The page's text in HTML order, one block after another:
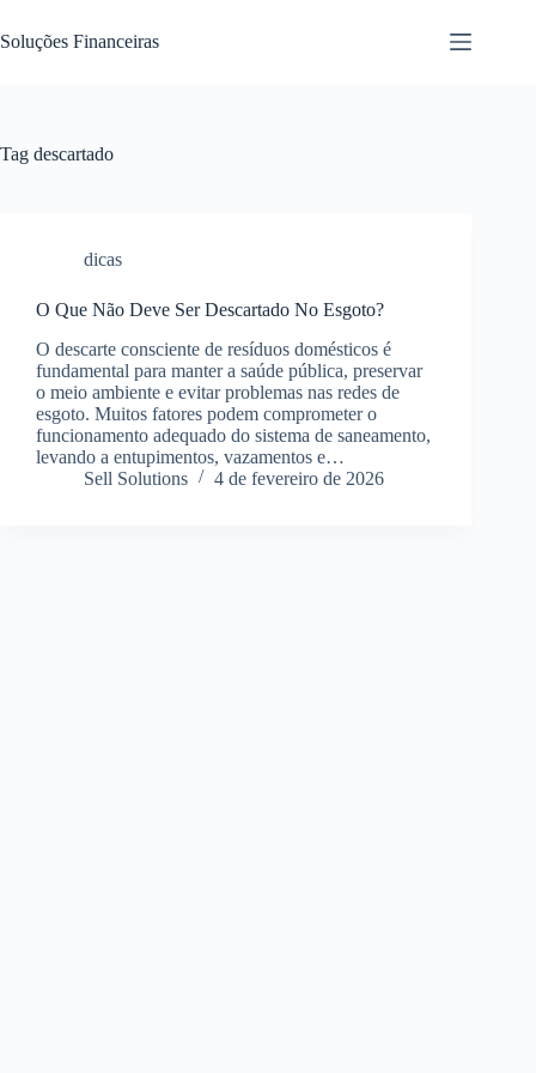
para
o
Soluções Financeiras
Tag descartado
dicas
O Que Não Deve Ser Descartado No Esgoto?
O descarte consciente de resíduos domésticos é
fundamental para manter a saúde pública, preservar
o meio ambiente e evitar problemas nas redes de
esgoto. Muitos fatores podem comprometer o
funcionamento adequado do sistema de saneamento,
levando a entupimentos, vazamentos e…
Sell Solutions
4 de fevereiro de 2026